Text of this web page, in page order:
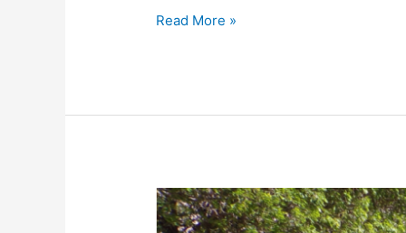
Read More »
Nuestro
Municipio